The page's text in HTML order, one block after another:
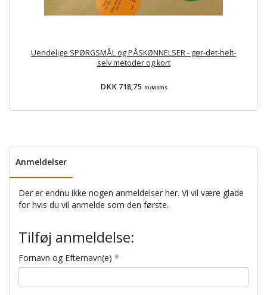
Uendelige SPØRGSMÅL og PÅSKØNNELSER - gør-det-helt-
selv metoder og kort
DKK 718,75 m/Moms
Anmeldelser
Der er endnu ikke nogen anmeldelser her. Vi vil være glade
for hvis du vil anmelde som den første.
Tilføj anmeldelse:
Fornavn og Efternavn(e)